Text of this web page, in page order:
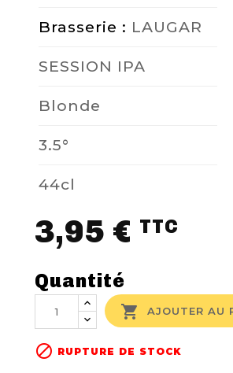
Brasserie : LAUGAR
SESSION IPA
Blonde
3.5°
44cl
3,95 € TTC
Quantité
 AJOUTER AU
 RUPTURE DE STOCK